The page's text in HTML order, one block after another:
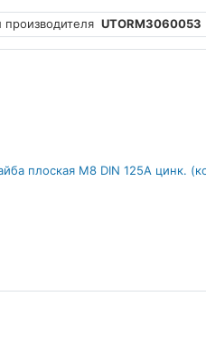
производителя UTORM3060053